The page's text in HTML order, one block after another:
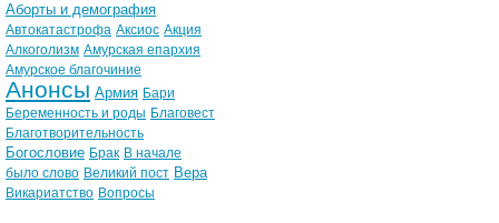
Аборты и демография
Автокатастрофа Аксиос Акция
Алкоголизм Амурская епархия
Амурское благочиние
Анонсы Армия Бари
Беременность и роды Благовест
Благотворительность
Богословие Брак В начале
было слово Великий пост Вера
Викариатство Вопросы